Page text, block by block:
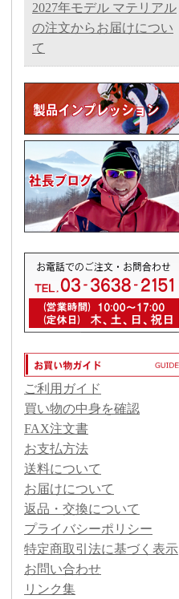
2027年モデル マテリアル
の注文からお届けについ
て
ご利用ガイド
買い物の中身を確認
FAX注文書
お支払方法
送料について
お届けについて
返品・交換について
プライバシーポリシー
特定商取引法に基づく表示
お問い合わせ
リンク集